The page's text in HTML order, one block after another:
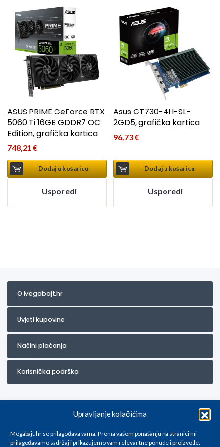
Upravljanje kolačićima
Megabajt.hr se prilagođava vama. Prema vašem ponašanju na stranici mi
prilagođavamo sadržaj i prikazujemo vam relevantne ponude i proizvode.
ASUS PRIME GeForce RTX
5060 Ti 16GB GDDR7 OC
Edition, grafička kartica
748,21 €
Dodaj u košaricu
Usporedi
Asus GT730-4H-SL-
2GD5, grafička kartica
96,73€
Dodaj u košaricu
Usporedi
O Megabajt.hr
Uvjeti kupovine
Načini plaćanja
Korisnička podrška